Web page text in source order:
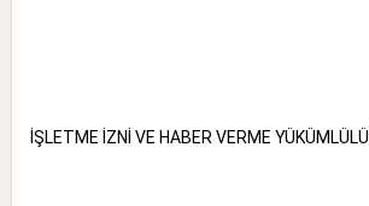
İŞLETME İZNİ VE HABER VERME